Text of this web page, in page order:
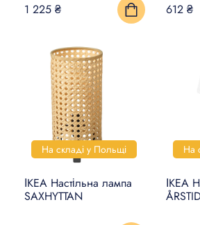
1 225 ₴ 612 ₴
На складі у Польщі
ІКЕА Настільна лампа
SAXHYTTAN
На
ІКЕА